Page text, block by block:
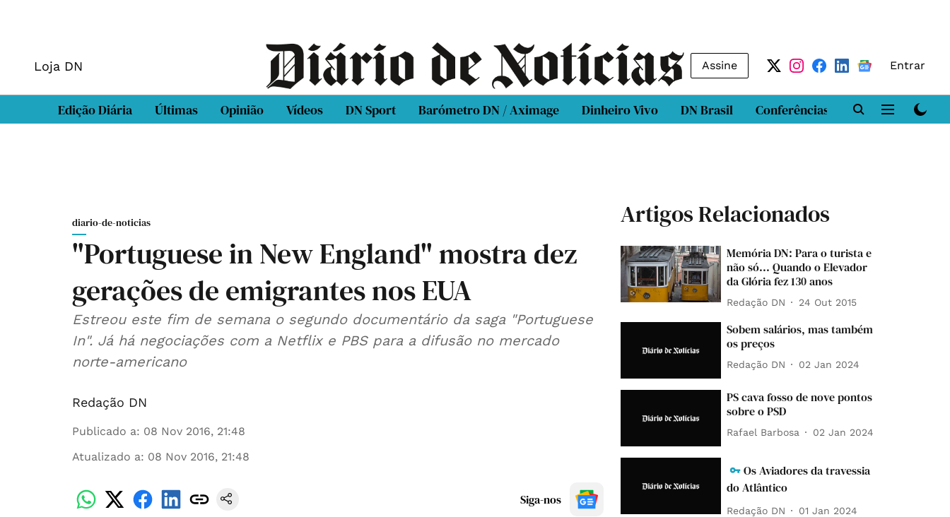
Loja DN Assine Entrar
Edição Diária Últimas Opinião Vídeos DN Sport Barómetro DN / Aximage Dinheiro Vivo DN Brasil Conferências DN LAB
diario-de-noticias
"Portuguese in New England" mostra dez
gerações de emigrantes nos EUA
Estreou este fim de semana o segundo documentário da saga "Portuguese
In". Já há negociações com a Netflix e PBS para a difusão no mercado
norte-americano
Redação DN
Publicado a: 08 Nov 2016, 21:48
Atualizado a: 08 Nov 2016, 21:48
Siga-nos
Artigos Relacionados
Memória DN: Para o turista e
não só... Quando o Elevador
da Glória fez 130 anos
Redação DN 24 Out 2015
Sobem salários, mas também
os preços
Redação DN 02 Jan 2024
PS cava fosso de nove pontos
sobre o PSD
Rafael Barbosa 02 Jan 2024
Os Aviadores da travessia
do Atlântico
Redação DN 01 Jan 2024